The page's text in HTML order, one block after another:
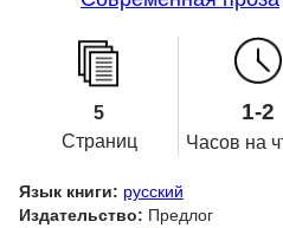
5
Страниц
1-2
Часов на
Язык книги: русский
Издательство: Предлог